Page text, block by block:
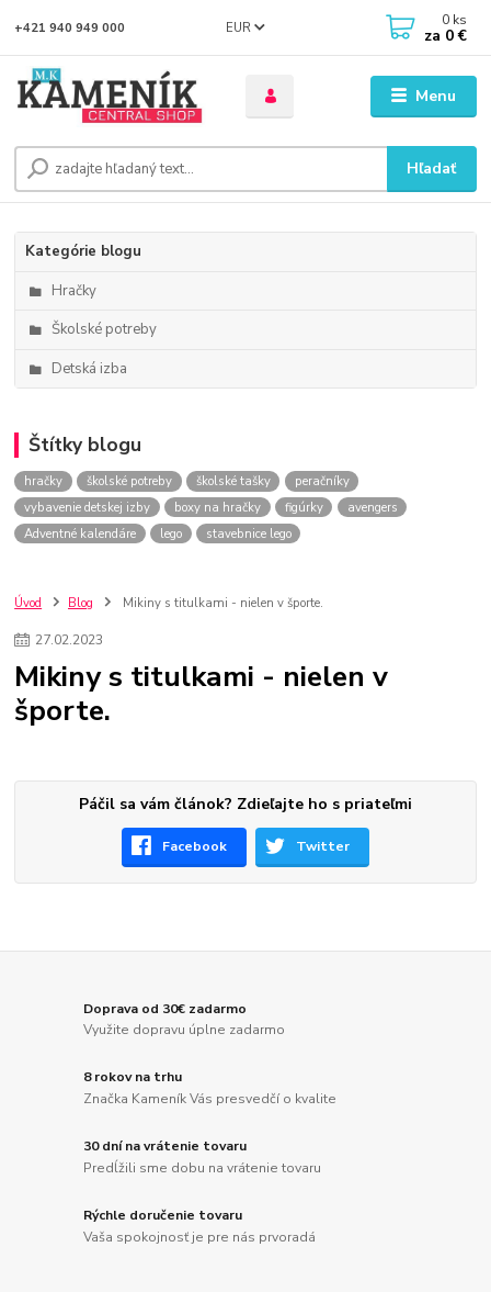
Menu
EUR
Hľadať
+421 940 949 000 0 ks
za 0 €
Kategórie blogu
Hračky
Školské potreby
Detská izba
Štítky blogu
hračky školské potreby školské tašky
peračníky
vybavenie detskej izby
boxy na hračky figúrky
avengers
Adventné kalendáre
lego stavebnice lego
Úvod Blog Mikiny s titulkami - nielen v športe.
27.02.2023
Mikiny s titulkami - nielen v
športe.
Páčil sa vám článok? Zdieľajte ho s priateľmi
Facebook Twitter
Doprava od 30€ zadarmo
Využite dopravu úplne zadarmo
8 rokov na trhu
Značka Kameník Vás presvedčí o kvalite
30 dní na vrátenie tovaru
Predĺžili sme dobu na vrátenie tovaru
Rýchle doručenie tovaru
Vaša spokojnosť je pre nás prvoradá